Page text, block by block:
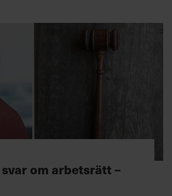
om arbetsrätt –